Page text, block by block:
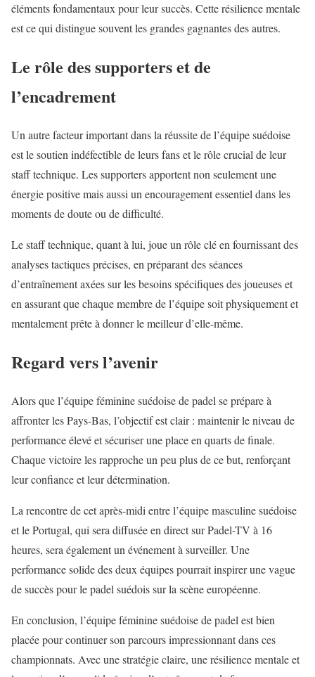
éléments fondamentaux pour leur succès. Cette résilience mentale
est ce qui distingue souvent les grandes gagnantes des autres.
Le rôle des supporters et de
l’encadrement
Un autre facteur important dans la réussite de l’équipe suédoise
est le soutien indéfectible de leurs fans et le rôle crucial de leur
staff technique. Les supporters apportent non seulement une
énergie positive mais aussi un encouragement essentiel dans les
moments de doute ou de difficulté.
Le staff technique, quant à lui, joue un rôle clé en fournissant des
analyses tactiques précises, en préparant des séances
d’entraînement axées sur les besoins spécifiques des joueuses et
en assurant que chaque membre de l’équipe soit physiquement et
mentalement prête à donner le meilleur d’elle-même.
Regard vers l’avenir
Alors que l’équipe féminine suédoise de padel se prépare à
affronter les Pays-Bas, l’objectif est clair : maintenir le niveau de
performance élevé et sécuriser une place en quarts de finale.
Chaque victoire les rapproche un peu plus de ce but, renforçant
leur confiance et leur détermination.
La rencontre de cet après-midi entre l’équipe masculine suédoise
et le Portugal, qui sera diffusée en direct sur Padel-TV à 16
heures, sera également un événement à surveiller. Une
performance solide des deux équipes pourrait inspirer une vague
de succès pour le padel suédois sur la scène européenne.
En conclusion, l’équipe féminine suédoise de padel est bien
placée pour continuer son parcours impressionnant dans ces
championnats. Avec une stratégie claire, une résilience mentale et